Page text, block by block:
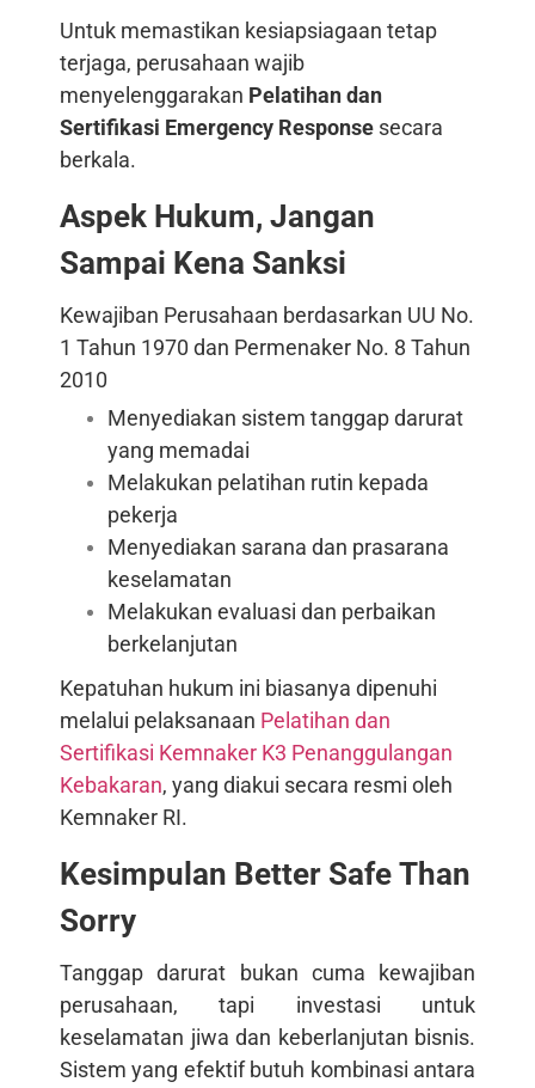
Untuk memastikan kesiapsiagaan tetap
terjaga, perusahaan wajib
menyelenggarakan Pelatihan dan
Sertifikasi Emergency Response secara
berkala.
Aspek Hukum, Jangan
Sampai Kena Sanksi
Kewajiban Perusahaan berdasarkan UU No.
1 Tahun 1970 dan Permenaker No. 8 Tahun
2010
Menyediakan sistem tanggap darurat
yang memadai
Melakukan pelatihan rutin kepada
pekerja
Menyediakan sarana dan prasarana
keselamatan
Melakukan evaluasi dan perbaikan
berkelanjutan
Kepatuhan hukum ini biasanya dipenuhi
melalui pelaksanaan Pelatihan dan
Sertifikasi Kemnaker K3 Penanggulangan
Kebakaran, yang diakui secara resmi oleh
Kemnaker RI.
Kesimpulan Better Safe Than
Sorry
Tanggap darurat bukan cuma kewajiban
perusahaan, tapi investasi untuk
keselamatan jiwa dan keberlanjutan bisnis.
Sistem yang efektif butuh kombinasi antara